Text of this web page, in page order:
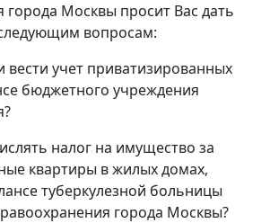
города Москвы просит Вас дать
вопросам:
учет приватизированных
бюджетного учреждения
налог на имущество за
квартиры в жилых домах,
туберкулезной больницы
города Москвы?